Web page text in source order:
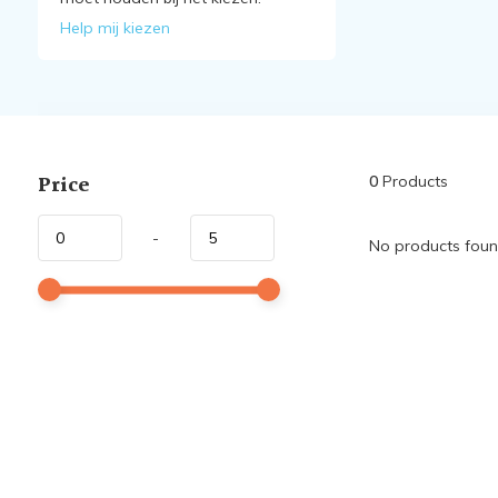
Help mij kiezen
Price
-
0Products
No products